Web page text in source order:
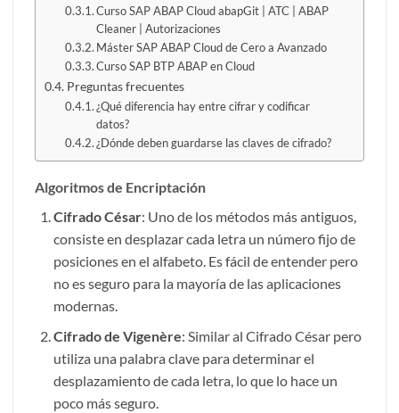
Curso SAP ABAP Cloud abapGit | ATC | ABAP
Cleaner | Autorizaciones
Máster SAP ABAP Cloud de Cero a Avanzado
Curso SAP BTP ABAP en Cloud
Preguntas frecuentes
¿Qué diferencia hay entre cifrar y codificar
datos?
¿Dónde deben guardarse las claves de cifrado?
Algoritmos de Encriptación
Cifrado César: Uno de los métodos más antiguos,
consiste en desplazar cada letra un número fijo de
posiciones en el alfabeto. Es fácil de entender pero
no es seguro para la mayoría de las aplicaciones
modernas.
Cifrado de Vigenère: Similar al Cifrado César pero
utiliza una palabra clave para determinar el
desplazamiento de cada letra, lo que lo hace un
poco más seguro.